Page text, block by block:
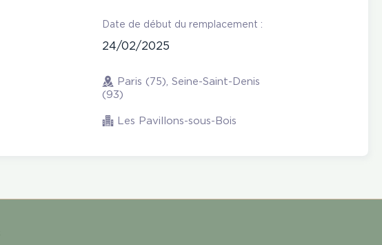
Date de début du remplacement :
24/02/2025
Paris (75), Seine-Saint-Denis
(93)
Les Pavillons-sous-Bois